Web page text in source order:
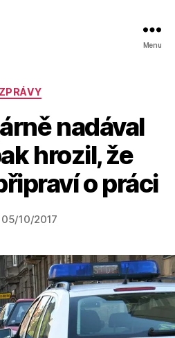
Menu
Rubriky
ZPRÁVY
nadával
hrozil, že
o práci
Autor
příspěvku
u
o
a
s
o
05/10/2017